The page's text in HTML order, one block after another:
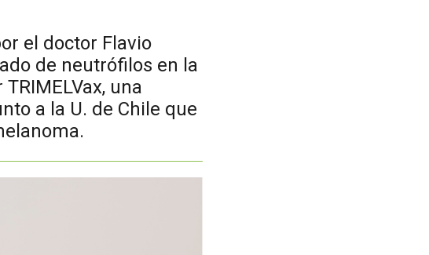
el doctor Flavio
de neutrófilos en la
una
a la U. de Chile que